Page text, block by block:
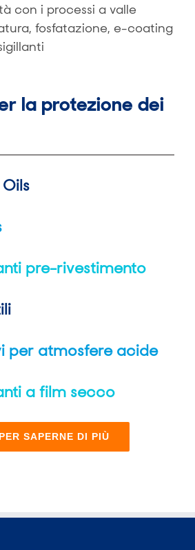
con i processi a valle
fosfatazione, e-coating
la protezione dei
pre-rivestimento
per atmosfere acide
a film secco
SAPERNE DI PIÙ